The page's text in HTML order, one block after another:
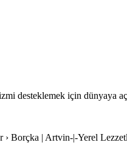
desteklemek için dünyaya
Borçka | Artvin-|-Yerel